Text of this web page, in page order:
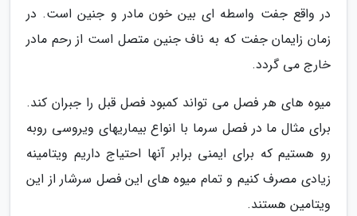
در واقع جفت واسطه ای بین خون مادر و جنین است. در
زمان زایمان جفت که به ناف جنین متصل است از رحم مادر
خارج می گردد.
میوه های هر فصل می تواند کمبود فصل قبل را جبران کند.
برای مثال ما در فصل سرما با انواع بیماریهای ویروسی روبه
رو هستیم که برای ایمنی برابر آنها احتیاج داریم ویتامینه
زیادی مصرف کنیم و تمام میوه های این فصل سرشار از این
ویتامین هستند.